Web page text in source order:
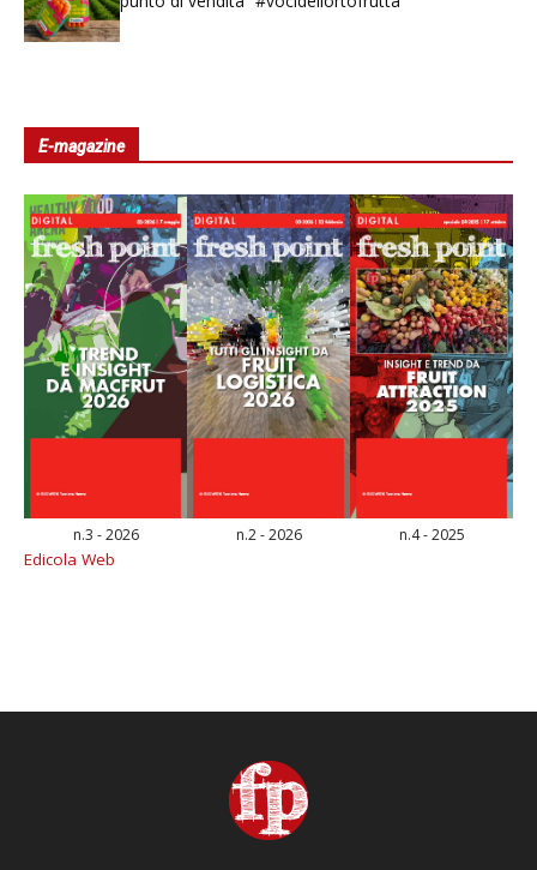
E-magazine
n.3 - 2026 n.2 - 2026 n.4 - 2025
Edicola Web